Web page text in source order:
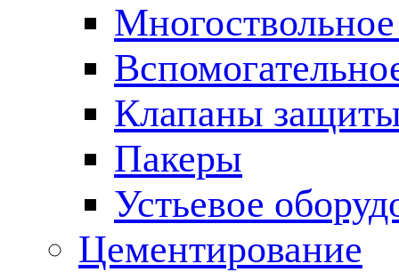
Клапаны
Пакеры
Устьевое
Цементирование